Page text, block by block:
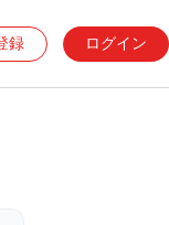
録 ログイン